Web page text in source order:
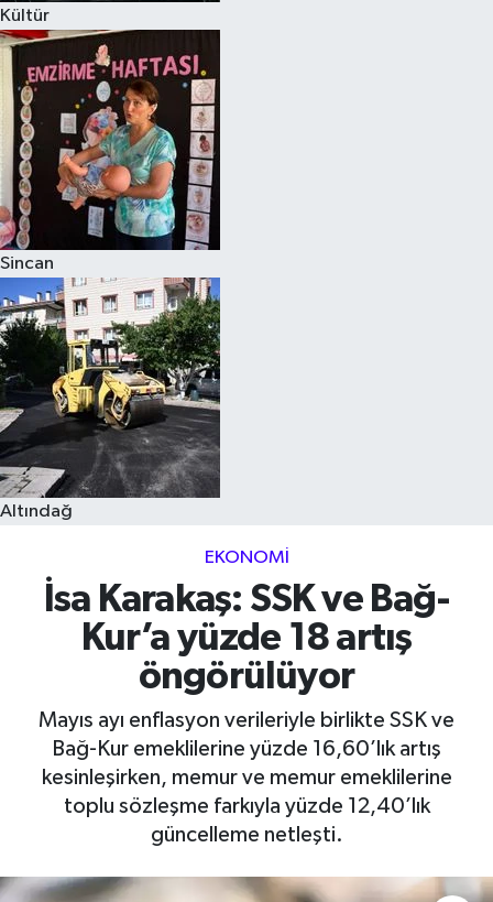
Kültür
Sincan
Altındağ
EKONOMI
İsa Karakaş: SSK ve Bağ-
Kur’a yüzde 18 artış
öngörülüyor
Mayıs ayı enflasyon verileriyle birlikte SSK ve
Bağ-Kur emeklilerine yüzde 16,60’lık artış
kesinleşirken, memur ve memur emeklilerine
toplu sözleşme farkıyla yüzde 12,40’lık
güncelleme netleşti.